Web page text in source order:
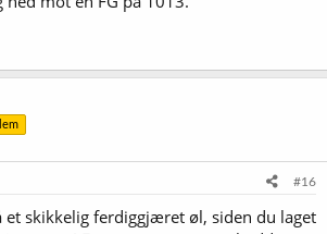
#16
et skikkelig ferdiggjæret øl, siden du laget